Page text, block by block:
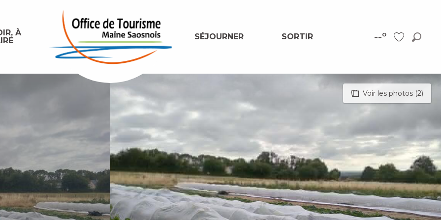
--°
À
SÉJOURNER SORTIR
Voir les photos (2)